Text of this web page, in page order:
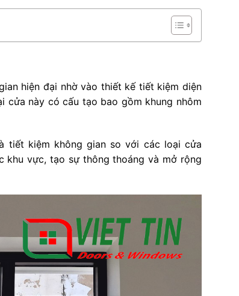
hiện đại nhờ vào thiết kế tiết kiệm diện
cửa này có cấu tạo bao gồm khung nhôm
tiết kiệm không gian so với các loại cửa
khu vực, tạo sự thông thoáng và mở rộng